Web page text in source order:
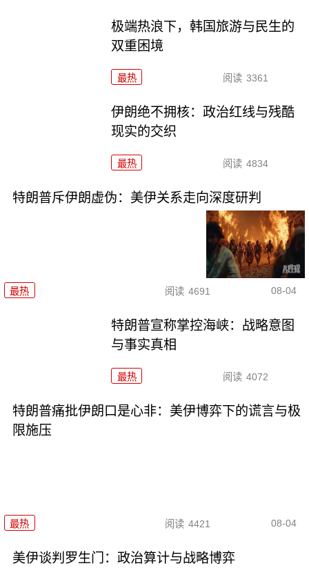
极端热浪下，韩国旅游与民生的
双重困境
最热 阅读 3361
伊朗绝不拥核：政治红线与残酷
现实的交织
最热 阅读 4834
特朗普斥伊朗虚伪：美伊关系走向深度研判
最热 阅读 4691 08-04
特朗普宣称掌控海峡：战略意图
与事实真相
最热 阅读 4072
特朗普痛批伊朗口是心非：美伊博弈下的谎言与极
限施压
最热 阅读 4421 08-04
美伊谈判罗生门：政治算计与战略博弈